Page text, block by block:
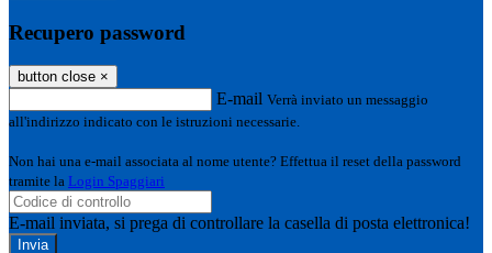
Recupero password
button close ×
E-mail Verrà inviato un messaggio
all'indirizzo indicato con le istruzioni necessarie.
Non hai una e-mail associata al nome utente? Effettua il reset della password
tramite la Login Spaggiari
E-mail inviata, si prega di controllare la casella di posta elettronica!